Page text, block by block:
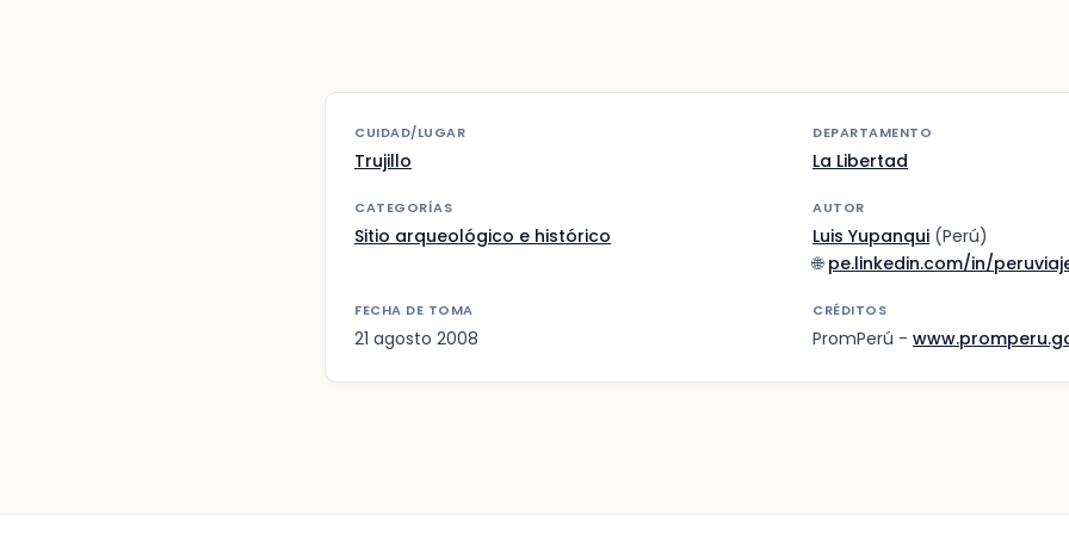
CUIDAD/LUGAR
Trujillo
DEPARTAMENTO
La Libertad
CATEGORÍAS
Sitio arqueológico e histórico
AUTOR
Luis Yupanqui (Perú)
🌐 pe.linkedin.com/in/
FECHA DE TOMA
21 agosto 2008
CRÉDITOS
PromPerú -